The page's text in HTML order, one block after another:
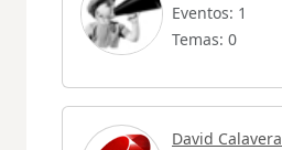
Eventos: 1
Temas: 0
David Calavera